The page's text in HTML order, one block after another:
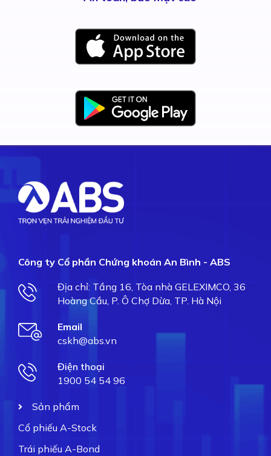
Công ty Cổ phần Chứng khoán An Bình - ABS
Địa chỉ: Tầng 16, Tòa nhà GELEXIMCO, 36
Hoàng Cầu, P. Ô Chợ Dừa, TP. Hà Nội
Email
cskh@abs.vn
Điện thoại
1900 54 54 96
Sản phẩm
Cổ phiếu A-Stock
Trái phiếu A-Bond